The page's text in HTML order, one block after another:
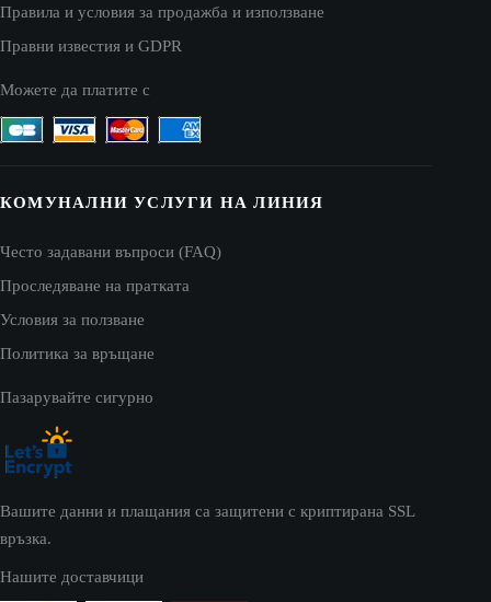
Правила и условия за продажба и използване
Правни известия и GDPR
Можете да платите с
КОМУНАЛНИ УСЛУГИ НА ЛИНИЯ
Често задавани въпроси (FAQ)
Проследяване на пратката
Условия за ползване
Политика за връщане
Пазарувайте сигурно
Вашите данни и плащания са защитени с криптирана SSL
връзка.
Нашите доставчици